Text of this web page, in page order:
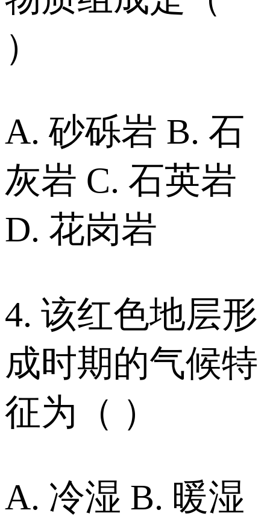
）
A. 砂砾岩 B. 石
灰岩 C. 石英岩
D. 花岗岩
4. 该红色地层形
成时期的气候特
征为（ ）
A. 冷湿 B. 暖湿